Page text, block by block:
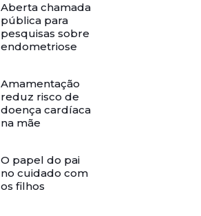
Aberta chamada
pública para
pesquisas sobre
endometriose
Amamentação
reduz risco de
doença cardíaca
na mãe
O papel do pai
no cuidado com
os filhos